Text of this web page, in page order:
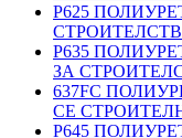
P625
P635
ЗА
637FC
СЕ
P645